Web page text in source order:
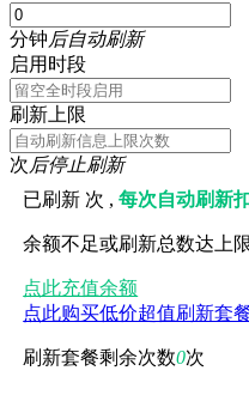
分钟后自动刷新
启用时段
刷新上限
次后停止刷新
已刷新 次 ,每次自动刷新
余额不足或刷新总数达上
点此充值余额
点此购买低价超值刷新套
刷新套餐剩余次数0次